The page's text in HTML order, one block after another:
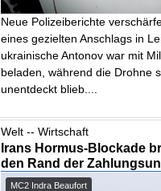
Neue Polizeiberichte
eines gezielten Anschlags in
ukrainische Antonov war mit
beladen, während die Drohne
unentdeckt blieb....
Welt -- Wirtschaft
Irans Hormus-Blockade
den Rand der
MC2 Indra Beaufort